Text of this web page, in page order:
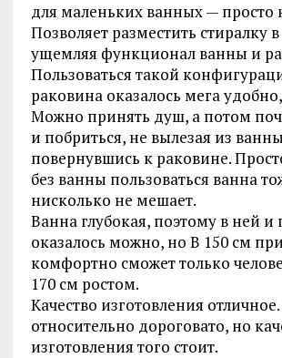
для маленьких ванных — просто
Позволяет разместить стиралку
ущемляя функционал ванны и
Пользоваться такой
раковина оказалось мега
Можно принять душ, а потом
и побриться, не вылезая из
повернувшись к раковине.
без ванны пользоваться ванна
нисколько не мешает.
Ванна глубокая, поэтому в ней и
оказалось можно, но В 150 см
комфортно сможет только
170 см ростом.
Качество изготовления
относительно дороговато, но
изготовления того стоит.